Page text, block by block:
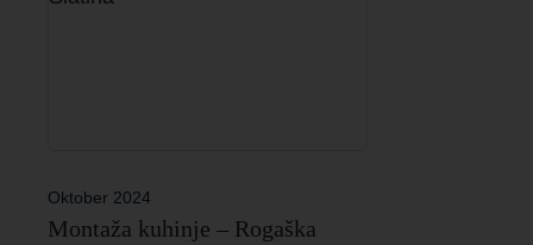
Oktober 2024
Montaža kuhinje – Rogaška